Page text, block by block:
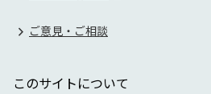
ご意見・ご相談
このサイトについて